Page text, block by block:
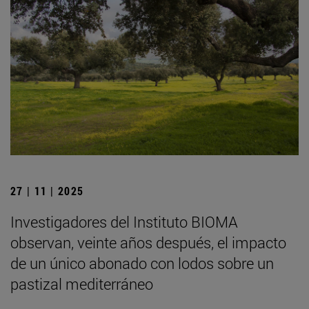
27 | 11 | 2025
Investigadores del Instituto BIOMA
observan, veinte años después, el impacto
de un único abonado con lodos sobre un
pastizal mediterráneo